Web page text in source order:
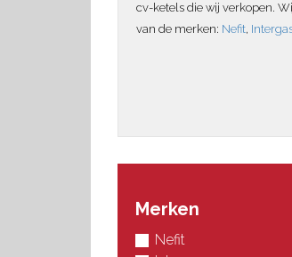
cv-ketels die wij verkopen.
van de merken: Nefit,
Merken
Nefit